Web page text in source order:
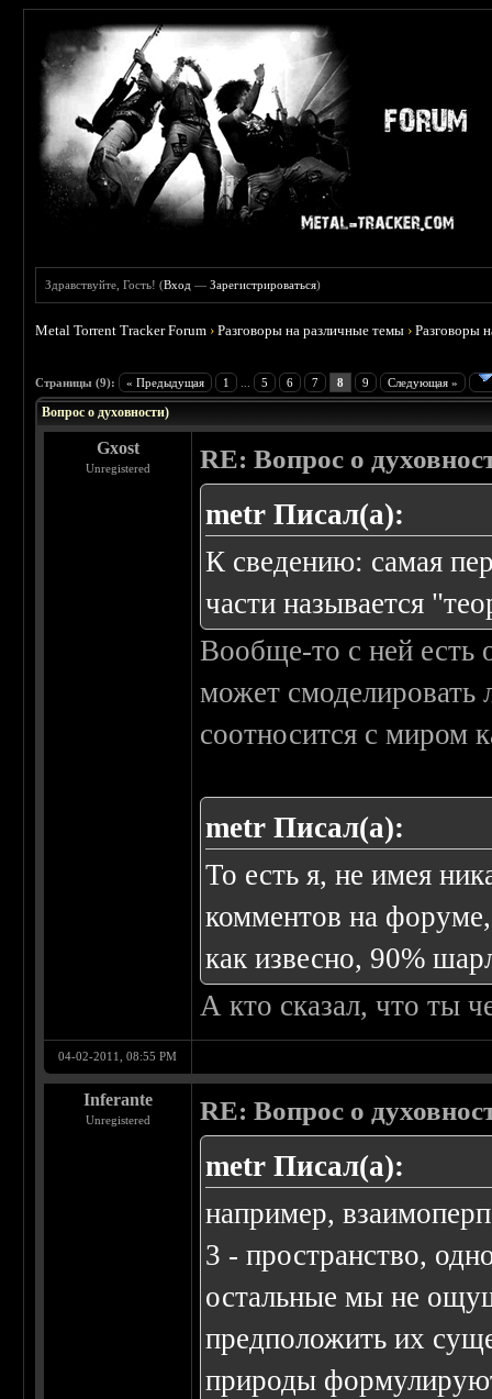
Здравствуйте, Гость! (Вход —Зарегистрироваться)
Metal Torrent Tracker Forum ›Разговоры на различные темы ›Разговоры
Страницы (9): « Предыдущая 1 5 6 7 8 9 Следующая »
Вопрос о духовности)
Gxost
Unregistered RE: Вопрос о
metr Писал(а):
К сведению: самая
части называется
Вообще-то с ней есть
может смоделировать
соотносится с миром
metr Писал(а):
То есть я, не имея
комментов на
как извесно, 90%
А кто сказал, что ты
04-02-2011, 08:55 PM
Inferante
Unregistered RE: Вопрос о
metr Писал(а):
например,
3 - пространство,
остальные мы не
предположить их
природы